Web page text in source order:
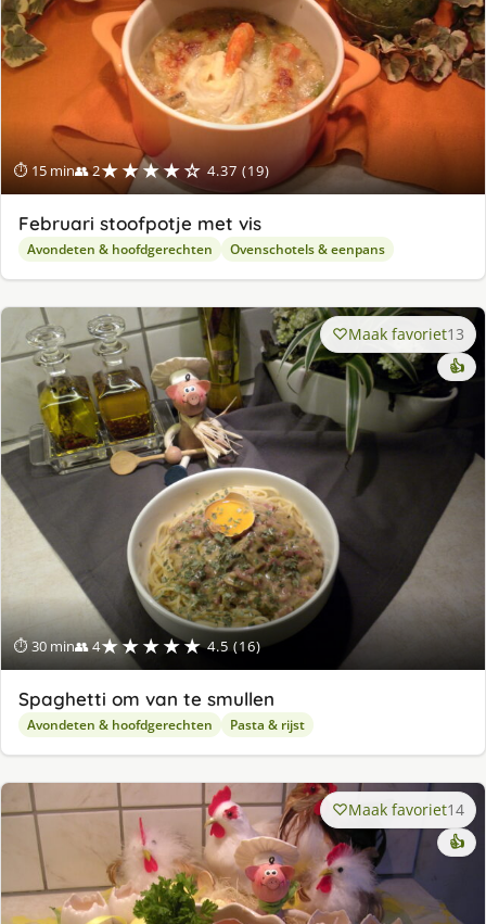
⏱ 15 min👥 2★★★★☆ 4.37 (19)
Februari stoofpotje met vis
Avondeten & hoofdgerechten Ovenschotels & eenpans
⏱ 30 min👥 4★★★★★ 4.5 (16)
Maak favoriet13
👍
Spaghetti om van te smullen
Avondeten & hoofdgerechten Pasta & rijst
Maak favoriet14
👍